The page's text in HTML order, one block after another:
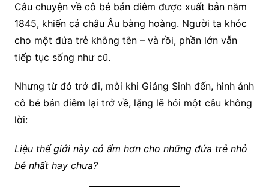
Câu chuyện về cô bé bán diêm được xuất bản năm
1845, khiến cả châu Âu bàng hoàng. Người ta khóc
cho một đứa trẻ không tên – và rồi, phần lớn vẫn
tiếp tục sống như cũ.
Nhưng từ đó trở đi, mỗi khi Giáng Sinh đến, hình ảnh
cô bé bán diêm lại trở về, lặng lẽ hỏi một câu không
lời:
Liệu thế giới này có ấm hơn cho những đứa trẻ nhỏ
bé nhất hay chưa?